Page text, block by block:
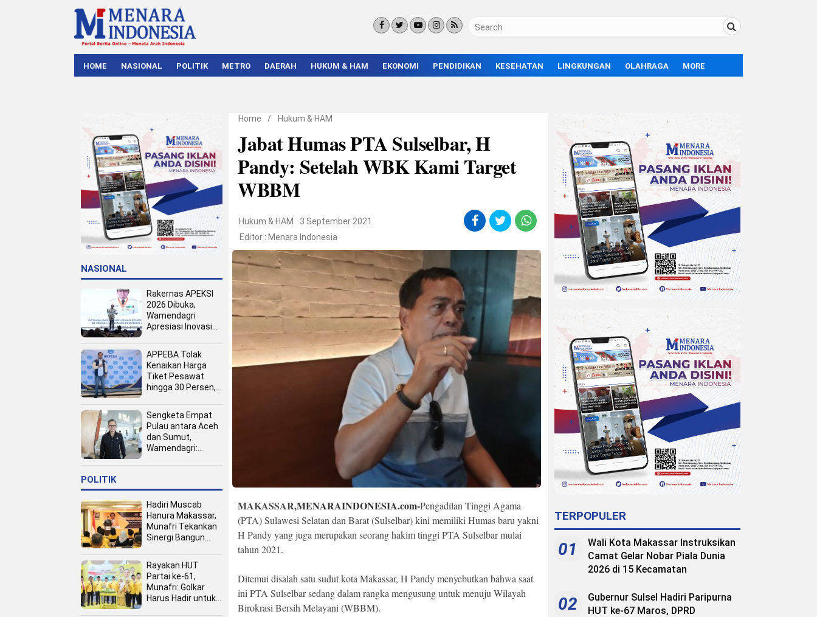
HOME NASIONAL POLITIK METRO DAERAH HUKUM & HAM EKONOMI PENDIDIKAN KESEHATAN LINGKUNGAN OLAHRAGA MORE
NASIONAL
Rakernas APEKSI
2026 Dibuka,
Wamendagri
Apresiasi Inovasi
Tingkat Kota
APPEBA Tolak
Kenaikan Harga
Tiket Pesawat
hingga 30 Persen,
Jamaah Haji dan
Umrah
Sengketa Empat
Pulau antara Aceh
dan Sumut,
Wamendagri:
POLITIK
Hadiri Muscab
Hanura Makassar,
Munafri Tekankan
Sinergi Bangun
Rayakan HUT
Partai ke-61,
Munafri: Golkar
Harus Hadir untuk
Home / Hukum & HAM
Jabat Humas PTA Sulselbar, H
Pandy: Setelah WBK Kami Target
WBBM
Hukum & HAM
3 September 2021
Editor : Menara Indonesia
MAKASSAR,MENARAINDONESIA.com-Pengadilan Tinggi Agama
(PTA) Sulawesi Selatan dan Barat (Sulselbar) kini memiliki Humas baru yakni
H Pandy yang juga merupakan seorang hakim tinggi PTA Sulselbar mulai
tahun 2021.
Ditemui disalah satu sudut kota Makassar, H Pandy menyebutkan bahwa saat
ini PTA Sulselbar sedang dalam rangka mengusung untuk menuju Wilayah
Birokrasi Bersih Melayani (WBBM).
TERPOPULER
01
Wali Kota Makassar Instruksikan
Camat Gelar Nobar Piala Dunia
2026 di 15 Kecamatan
02
Gubernur Sulsel Hadiri Paripurna
HUT ke-67 Maros, DPRD